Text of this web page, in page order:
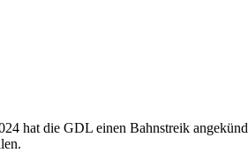
hat die GDL einen Bahnstreik